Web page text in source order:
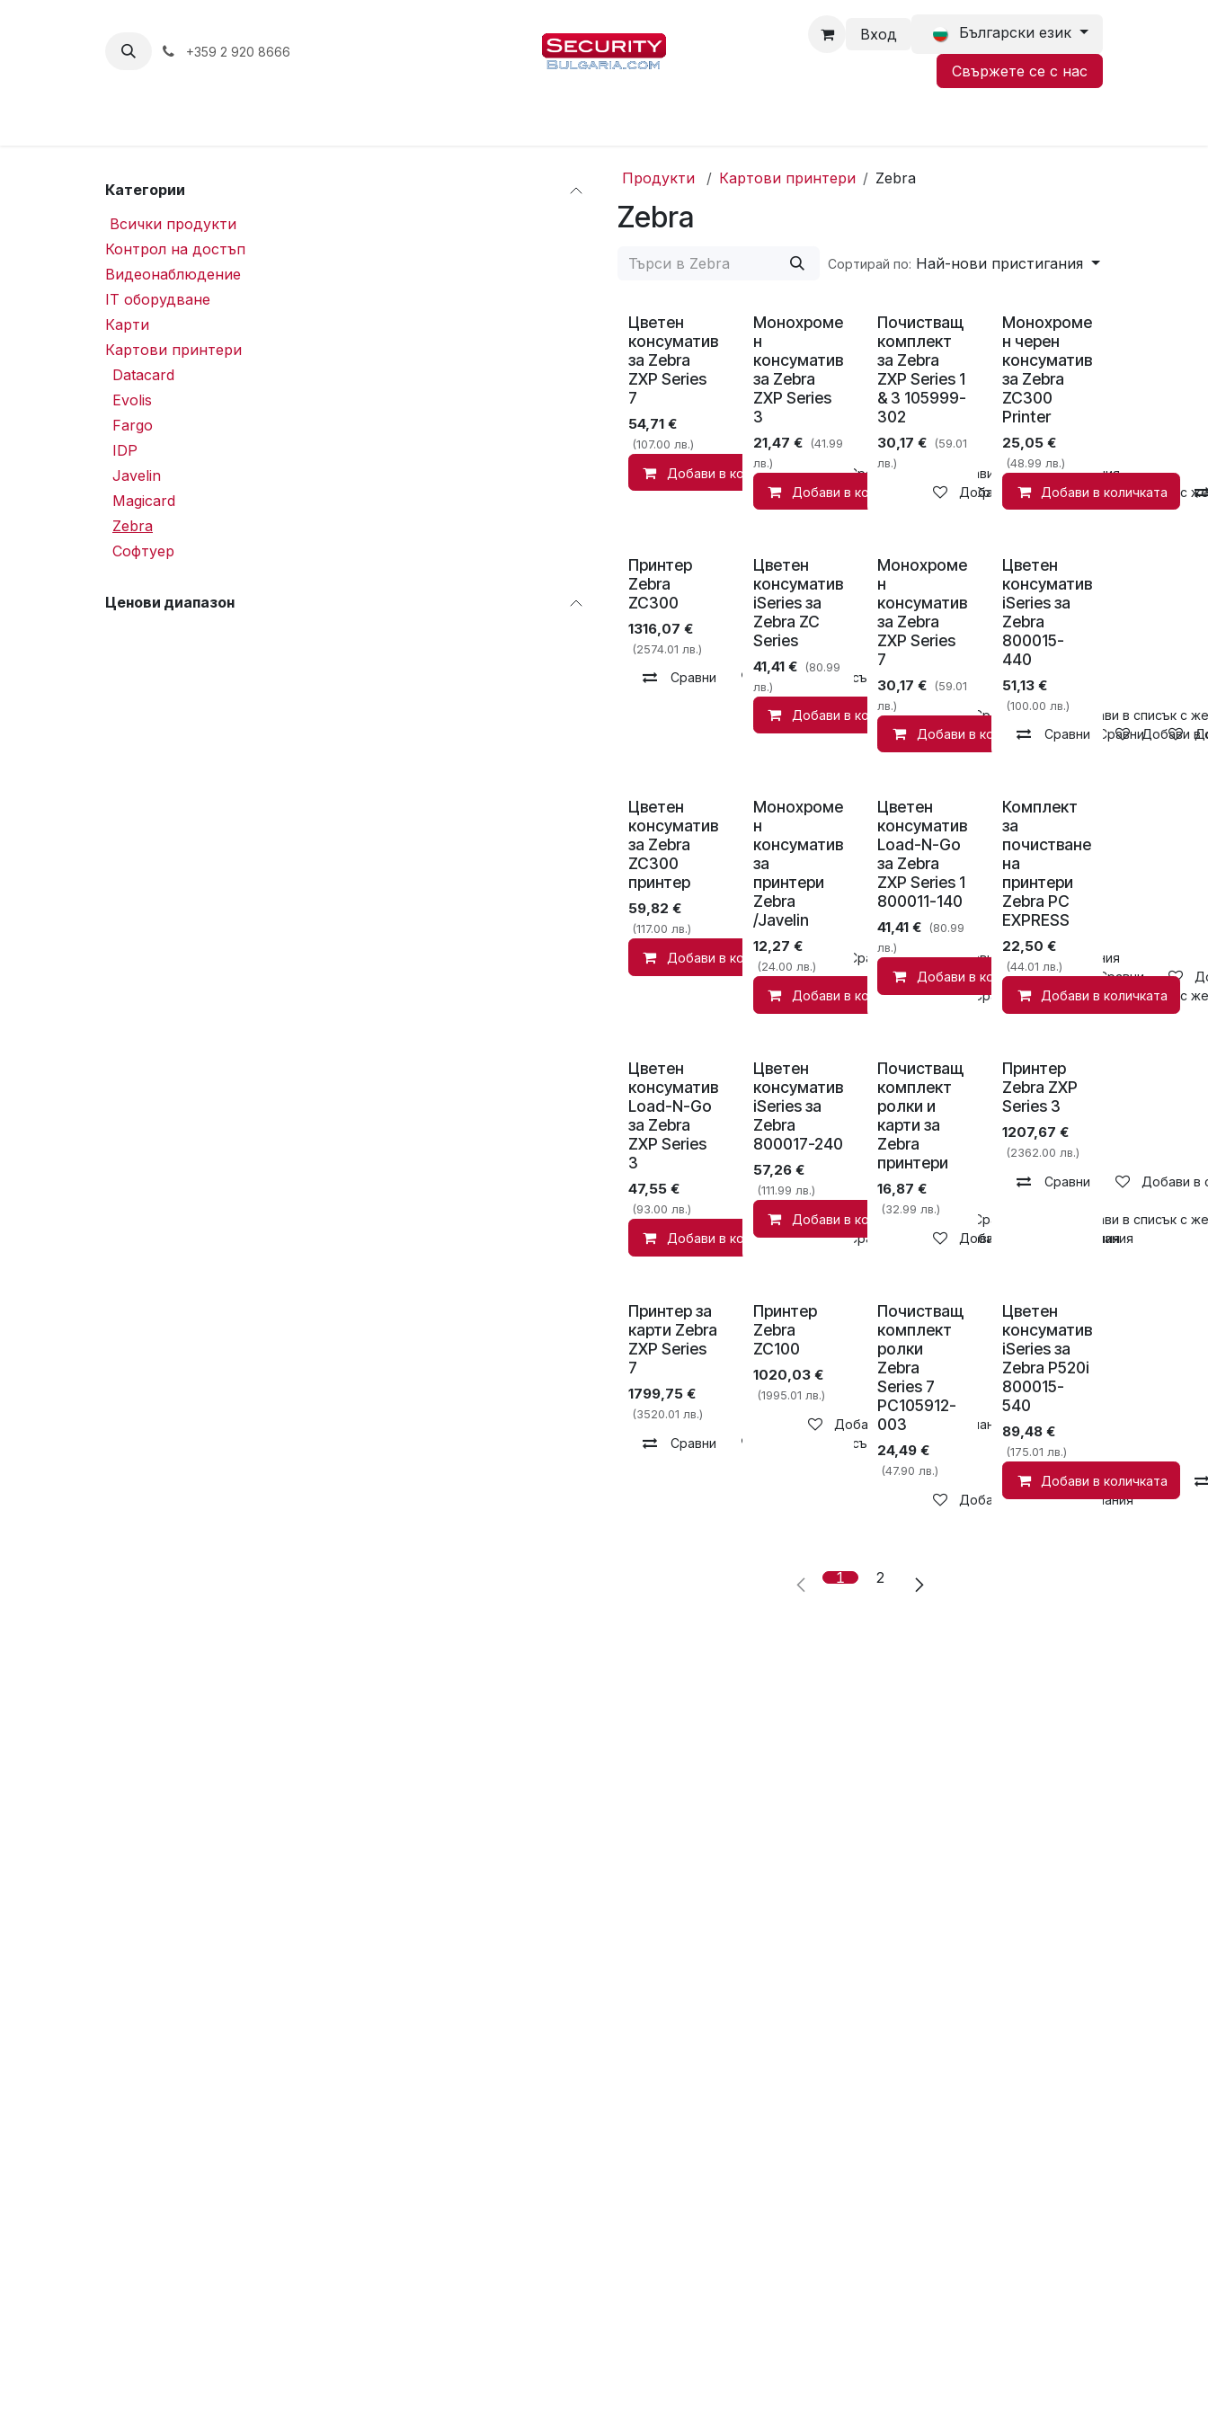
+359 2 920 8666
Вход Български език
Свържете се с нас
Категории
Всички продукти
Контрол на достъп
Видеонаблюдение
IT оборудване
Карти
Картови принтери
Datacard
Evolis
Fargo
IDP
Javelin
Magicard
Zebra
Софтуер
Ценови диапазон
Продукти Картови принтери Zebra
Zebra
Сортирай по: Най-нови пристигания
Цветен
консуматив
за Zebra
ZXP Series
7
54,71€
(107.00 лв.)
Добави в количката Сравни Добави в списък с желания
Монохроме
н
консуматив
за Zebra
ZXP Series
3
21,47 €
(41.99
лв.)
Добави в количката Сравни Добави в списък с
Почистващ
комплект
за Zebra
ZXP Series 1
& 3 105999-
302
30,17 €
(59.01
лв.)
Добави в списък с желания
Монохроме
н черен
консуматив
за Zebra
ZC300
Printer
25,05 €
(48.99 лв.)
Добави в количката
Принтер
Zebra
ZC300
1316,07 €
(2574.01 лв.)
Сравни Добави в списък с желания
Цветен
консуматив
iSeries за
Zebra ZC
Series
41,41€
(80.99
лв.)
Добави в количката Сравни Добави в списък с
Монохроме
н
консуматив
за Zebra
ZXP Series
7
30,17 €
(59.01
лв.)
Добави в количката Сравни
Цветен
консуматив
iSeries за
Zebra
800015-
440
51,13 €
(100.00 лв.)
Сравни Добави в
Цветен
консуматив
за Zebra
ZC300
принтер
59,82 €
(117.00 лв.)
Добави в количката Сравни Добави в списък с желания
Монохроме
н
консуматив
за
принтери
Zebra
/Javelin
12,27 €
(24.00 лв.)
Добави в количката Сравни Добави в списък с
Цветен
консуматив
Load-N-Go
за Zebra
ZXP Series 1
800011-140
41,41 €
(80.99
лв.)
Добави в количката Сравни
Комплект
за
почистване
на
принтери
Zebra PC
EXPRESS
22,50 €
(44.01 лв.)
Добави в количката
Цветен
консуматив
Load-N-Go
за Zebra
ZXP Series
3
47,55€
(93.00 лв.)
Добави в количката Сравни Добави в списък с желания
Цветен
консуматив
iSeries за
Zebra
800017-240
57,26€
(111.99 лв.)
Добави в количката Сравни Добави в списък с
Почистващ
комплект
ролки и
карти за
Zebra
принтери
16,87 €
(32.99 лв.)
Добави в списък с желания
Принтер
Zebra ZXP
Series 3
1207,67 €
(2362.00 лв.)
Сравни Добави в
Принтер за
карти Zebra
ZXP Series
7
1799,75€
(3520.01 лв.)
Сравни Добави в списък с желания
Принтер
Zebra
ZC100
1020,03€
(1995.01 лв.)
Добави в списък с желания
Почистващ
комплект
ролки
Zebra
Series 7
PC105912-
003
24,49 €
(47.90 лв.)
Добави в списък с желания
Цветен
консуматив
iSeries за
Zebra P520i
800015-
540
89,48 €
(175.01 лв.)
Добави в количката
1 2